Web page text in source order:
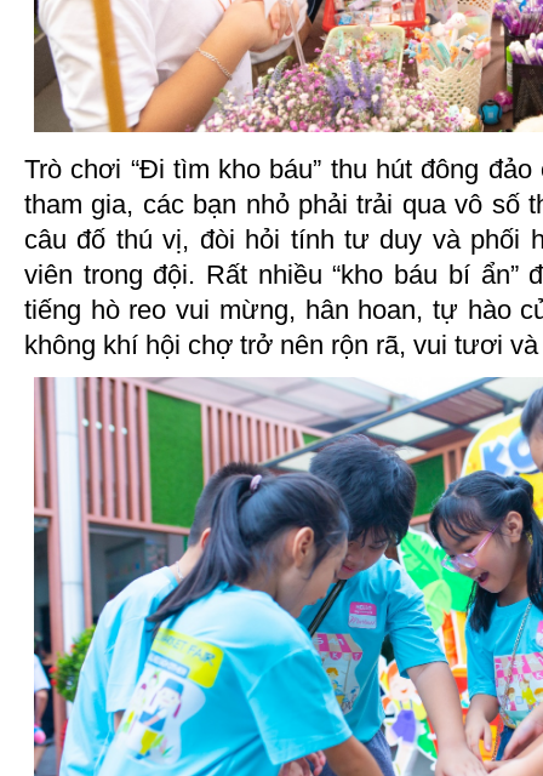
Trò chơi “Đi tìm kho báu” thu hút đông đảo
tham gia, các bạn nhỏ phải trải qua vô số
câu đố thú vị, đòi hỏi tính tư duy và phối
viên trong đội. Rất nhiều “kho báu bí ẩn”
tiếng hò reo vui mừng, hân hoan, tự hào
không khí hội chợ trở nên rộn rã, vui tươi